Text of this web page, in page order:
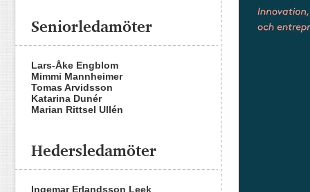
Seniorledamöter
Lars-Åke Engblom
Mimmi Mannheimer
Tomas Arvidsson
Katarina Dunér
Marian Rittsel Ullén
Hedersledamöter
Ingemar Erlandsson Leek